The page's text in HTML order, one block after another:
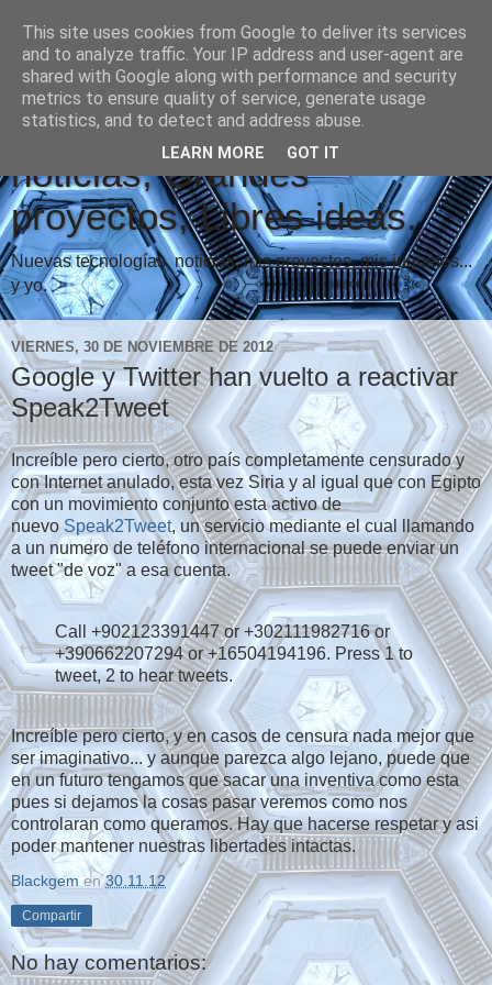
Vindicare Blog: Buenas
noticias, Grandes
proyectos, Libres ideas.
Nuevas tecnologías, noticias, mis proyectos, mis juguetes...
y yo.
VIERNES, 30 DE NOVIEMBRE DE 2012
Google y Twitter han vuelto a reactivar
Speak2Tweet
Increíble pero cierto, otro país completamente censurado y
con Internet anulado, esta vez Siria y al igual que con Egipto
con un movimiento conjunto esta activo de
nuevo Speak2Tweet, un servicio mediante el cual llamando
a un numero de teléfono internacional se puede enviar un
tweet "de voz" a esa cuenta.
Call +902123391447 or +302111982716 or
+390662207294 or +16504194196. Press 1 to
tweet, 2 to hear tweets.
Increíble pero cierto, y en casos de censura nada mejor que
ser imaginativo... y aunque parezca algo lejano, puede que
en un futuro tengamos que sacar una inventiva como esta
pues si dejamos la cosas pasar veremos como nos
controlaran como queramos. Hay que hacerse respetar y asi
poder mantener nuestras libertades intactas.
Blackgem en30.11.12
Compartir
No hay comentarios:
This site uses cookies from Google to deliver its services
and to analyze traffic. Your IP address and user-agent are
shared with Google along with performance and security
metrics to ensure quality of service, generate usage
statistics, and to detect and address abuse.
LEARN MORE GOT IT